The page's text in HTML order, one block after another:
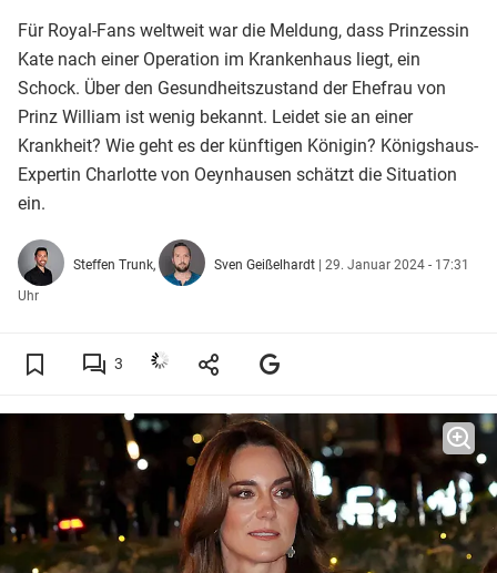
Für Royal-Fans weltweit war die Meldung, dass Prinzessin
Kate nach einer Operation im Krankenhaus liegt, ein
Schock. Über den Gesundheitszustand der Ehefrau von
Prinz William ist wenig bekannt. Leidet sie an einer
Krankheit? Wie geht es der künftigen Königin? Königshaus-
Expertin Charlotte von Oeynhausen schätzt die Situation
ein.
Steffen Trunk, Sven Geißelhardt | 29. Januar 2024 - 17:31
Uhr
3